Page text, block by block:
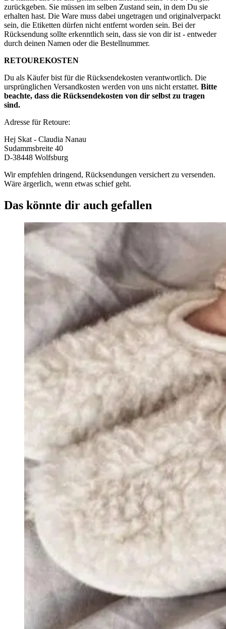
zurückgeben. Sie müssen im selben Zustand sein, in dem Du sie
erhalten hast. Die Ware muss dabei ungetragen und originalverpackt
sein, die Etiketten dürfen nicht entfernt worden sein. Bei der
Rücksendung sollte erkenntlich sein, dass sie von dir ist - entweder
durch deinen Namen oder die Bestellnummer.
RETOUREKOSTEN
Du als Käufer bist für die Rücksendekosten verantwortlich. Die
ursprünglichen Versandkosten werden von uns nicht erstattet. Bitte
beachte, dass die Rücksendekosten von dir selbst zu tragen
sind.
Adresse für Retoure:
Hej Skat - Claudia Nanau
Sudammsbreite 40
D-38448 Wolfsburg
Wir empfehlen dringend, Rücksendungen versichert zu versenden.
Wäre ärgerlich, wenn etwas schief geht.
Das könnte dir auch gefallen